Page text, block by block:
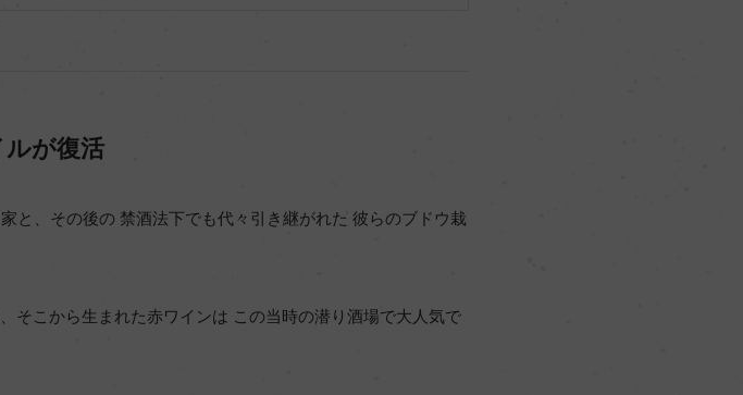
ルが復活
と、その後の 禁酒法下でも代々引き継がれた 彼らのブドウ栽
そこから生まれた赤ワインは この当時の潜り酒場で大人気で